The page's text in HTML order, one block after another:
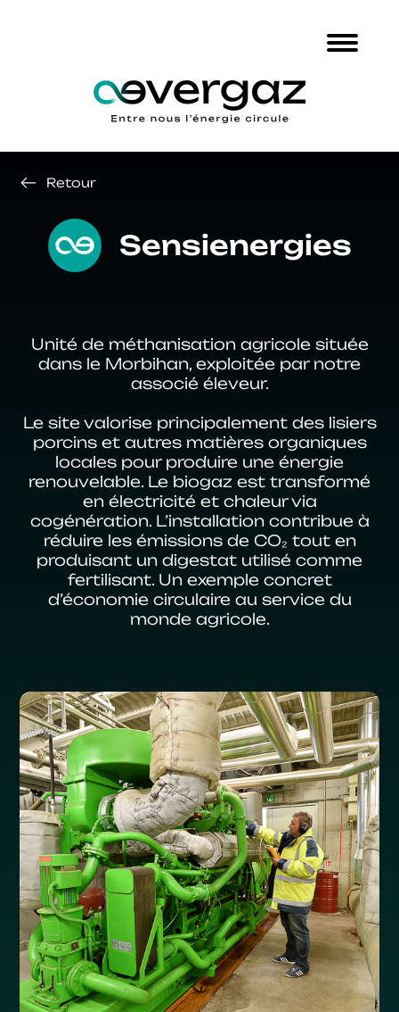
Retour
Sensienergies
Unité de méthanisation agricole située
dans le Morbihan, exploitée par notre
associé éleveur.
Le site valorise principalement des lisiers
porcins et autres matières organiques
locales pour produire une énergie
renouvelable. Le biogaz est transformé
en électricité et chaleur via
cogénération. L’installation contribue à
réduire les émissions de CO₂ tout en
produisant un digestat utilisé comme
fertilisant. Un exemple concret
d’économie circulaire au service du
monde agricole.